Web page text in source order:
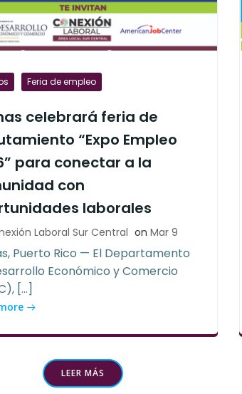
Feria de empleo
celebrará feria de
“Expo Empleo
para conectar a la
con
laborales
Laboral Sur Central on Mar 9
Puerto Rico — El Departamento
Económico y Comercio
[…]
LEER MÁS